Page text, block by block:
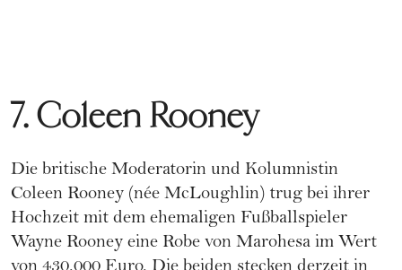
7. Coleen Rooney
Die britische Moderatorin und Kolumnistin
Coleen Rooney (née McLoughlin) trug bei ihrer
Hochzeit mit dem ehemaligen Fußballspieler
Wayne Rooney eine Robe von Marohesa im Wert